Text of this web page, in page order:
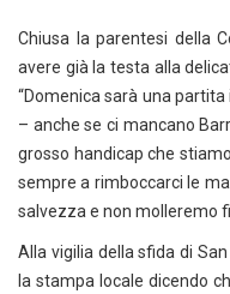
Chiusa la parentesi della
avere già la testa alla
“Domenica sarà una
– anche se ci mancano
grosso handicap che
sempre a rimboccarci le
salvezza e non molleremo
Alla vigilia della sfida di
la stampa locale dicendo